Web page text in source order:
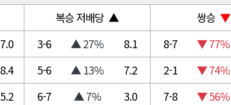
복승 저배당 ▲ 쌍승 ▼
3-6 ▲ 27% 8.1 8-7 ▼ 77%
5-6 ▲ 13% 7.2 2-1 ▼ 74%
6-7 ▲ 7% 3.0 7-8 ▼ 56%